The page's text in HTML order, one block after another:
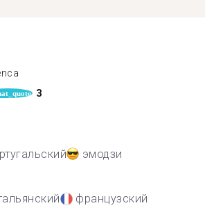
3
эмодзи
французский